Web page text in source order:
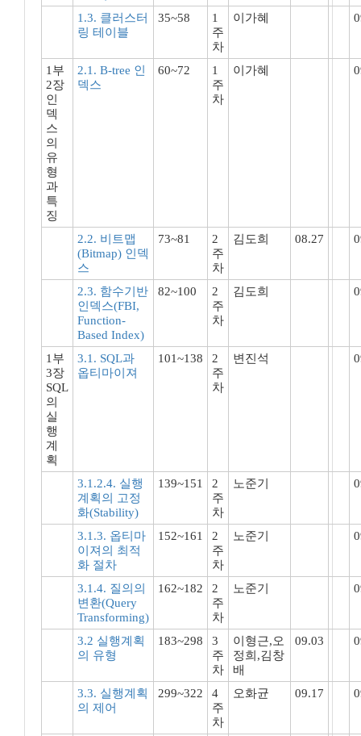
1.3. 클러스터
링 테이블
35~58
1
주
차
이가혜
1부
2장
인
덱
스
의
유
형
과
특
징
2.1. B-tree 인
덱스
60~72
1
주
차
이가혜
2.2. 비트맵
(Bitmap) 인덱
스
73~81
2
주
차
김도희 08.27
2.3. 함수기반
인덱스(FBI,
Function-
Based Index)
82~100
2
주
차
김도희
1부
3장
SQL
의
실
행
계
획
3.1. SQL과
옵티마이져
101~138
2
주
차
변진석
3.1.2.4. 실행
계획의 고정
화(Stability)
139~151
2
주
차
노준기
3.1.3. 옵티마
이져의 최적
화 절차
152~161
2
주
차
노준기
3.1.4. 질의의
변환(Query
Transforming)
162~182
2
주
차
노준기
3.2 실행계획
의 유형
183~298
3
주
차
이형근,오
정희,김창
배
09.03
3.3. 실행계획
의 제어
299~322
4
주
차
오화균 09.17